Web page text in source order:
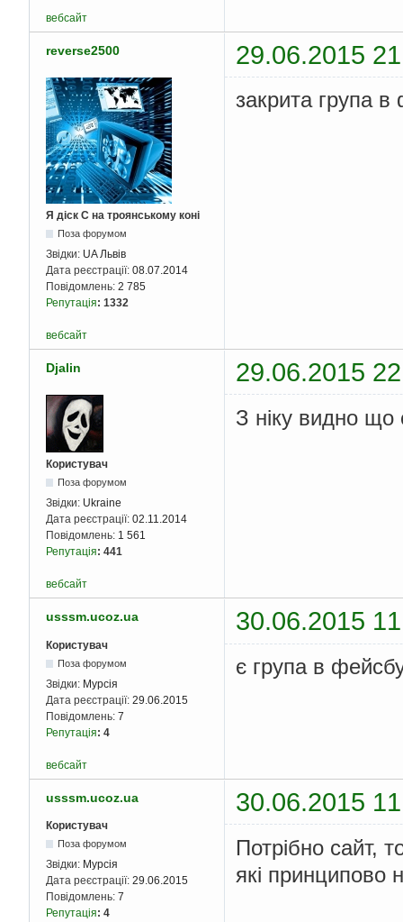
вебсайт
reverse2500 29.06.2015
Я діск С на троянському коні
Поза форумом
Звідки: UA Львів
Дата реєстрації: 08.07.2014
Повідомлень: 2 785
Репутація: 1332
закрита група в
вебсайт
Djalin 29.06.2015
Користувач
Поза форумом
Звідки: Ukraine
Дата реєстрації: 02.11.2014
Повідомлень: 1 561
Репутація: 441
З ніку видно
вебсайт
usssm.ucoz.ua 30.06.2015
Користувач
Поза форумом
Звідки: Мурсія
Дата реєстрації: 29.06.2015
Повідомлень: 7
Репутація: 4
є група в
вебсайт
usssm.ucoz.ua 30.06.2015
Користувач
Поза форумом
Звідки: Мурсія
Дата реєстрації: 29.06.2015
Повідомлень: 7
Репутація: 4
Потрібно сайт,
які принципово